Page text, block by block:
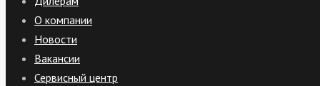
О компании
Новости
Вакансии
Сервисный центр